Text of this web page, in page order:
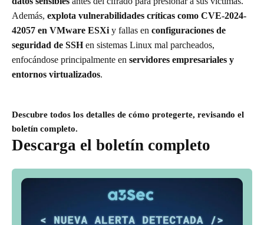
Además, explota vulnerabilidades críticas como CVE-2024-
42057 en VMware ESXi y fallas en configuraciones de
seguridad de SSHen sistemas Linux mal parcheados,
enfocándose principalmente en servidores empresariales y
entornos virtualizados.
Descubre todos los detalles de cómo protegerte, revisando el
boletín completo.
Descarga el boletín completo